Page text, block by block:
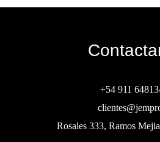
+54 911
Rosales 333, Ramos